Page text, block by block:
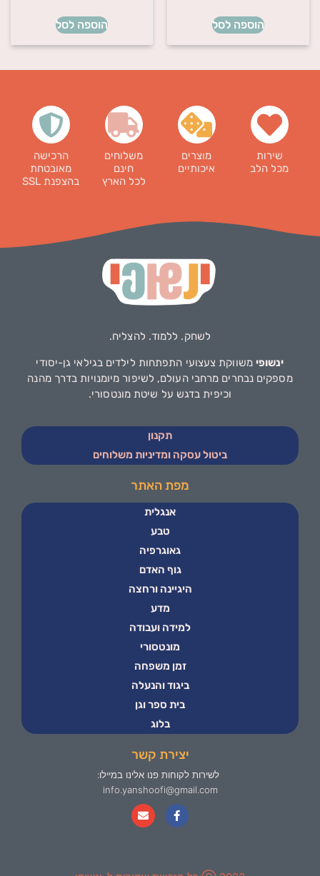
הוספה לסל הוספה לסל
שירות
מכל הלב
מוצרים
איכותיים
משלוחים
חינם
לכל הארץ
הרכישה
מאובטחת
בהצפנת SSL
לשחק. ללמוד. להצליח.
ינשופי משווקת צעצועי התפתחות לילדים בגילאי גן-יסודי
מספקים נבחרים מרחבי העולם, לשיפור מיומנויות בדרך מהנה
וכיפית בדגש על שיטת מונטסורי.
תקנון
ביטול עסקה ומדיניות משלוחים
מפת האתר
אנגלית
טבע
גאוגרפיה
גוף האדם
היגיינה ורחצה
מדע
למידה ועבודה
מונטסורי
זמן משפחה
ביגוד והנעלה
בית ספר וגן
בלוג
יצירת קשר
לשירות לקוחות פנו אלינו במיילו:
info.yanshoofi@gmail.com